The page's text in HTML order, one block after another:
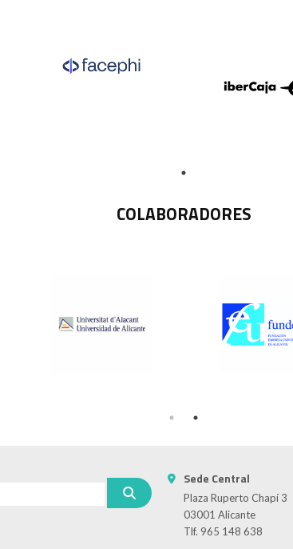
COLABORADORES
Sede Central
Plaza Ruperto Chapí 3
03001 Alicante
Tlf. 965 148 638